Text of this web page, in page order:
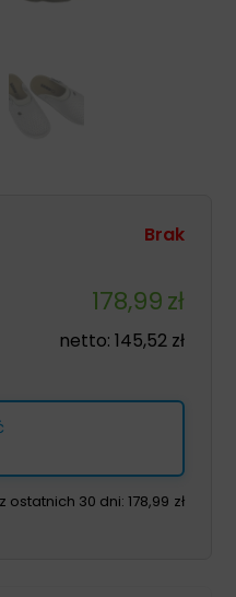
Brak
178,99zł
netto: 145,52 zł
ostatnich 30 dni: 178,99 zł